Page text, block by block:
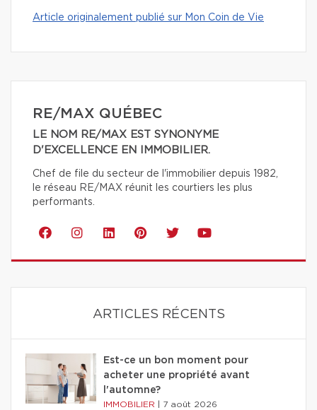
Article originalement publié sur Mon Coin de Vie
RE/MAX QUÉBEC
LE NOM RE/MAX EST SYNONYME
D'EXCELLENCE EN IMMOBILIER.
Chef de file du secteur de l'immobilier depuis 1982,
le réseau RE/MAX réunit les courtiers les plus
performants.
ARTICLES RÉCENTS
Est-ce un bon moment pour
acheter une propriété avant
l'automne?
IMMOBILIER 7 août 2026